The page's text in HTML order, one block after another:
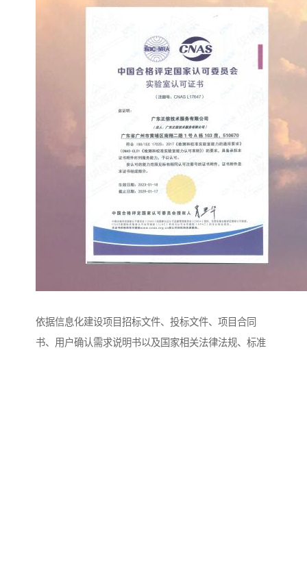
依据信息化建设项目招标文件、投标文件、项目合同
书、用户确认需求说明书以及国家相关法律法规、标准